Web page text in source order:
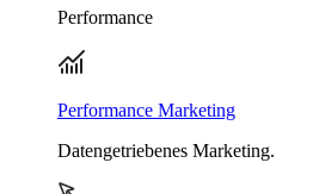
Performance
Performance Marketing
Datengetriebenes Marketing.